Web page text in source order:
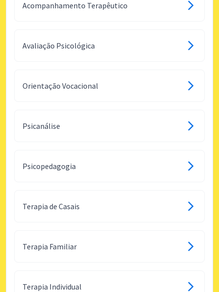
Acompanhamento Terapêutico
Avaliação Psicológica
Orientação Vocacional
Psicanálise
Psicopedagogia
Terapia de Casais
Terapia Familiar
Terapia Individual